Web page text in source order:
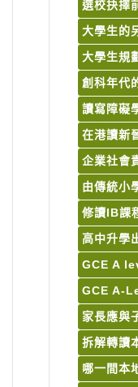
選校抉擇
大學生的
大學生規
創科年代
讀寫障礙
在港讀新
企業社會
由傳統小
修讀IB課
高中升學
GCE A
GCE A-
家長應與
拆解轉讀
哪一間本